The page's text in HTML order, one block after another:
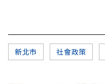
新北市 社會政策